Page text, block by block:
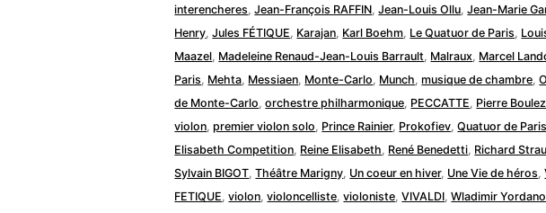
interencheres,Jean-François RAFFIN,Jean-Louis Ollu,Jean-Marie
Henry,Jules FÉTIQUE, Karajan, Karl Boehm, Le Quatuor de Paris,
Maazel, Madeleine Renaud-Jean-Louis Barrault, Malraux, Marcel
Paris, Mehta, Messiaen, Monte-Carlo, Munch,musique de chambre,
de Monte-Carlo,orchestre philharmonique, PECCATTE, Pierre Boulez
violon,premier violon solo, Prince Rainier, Prokofiev,Quatuor de Paris
Elisabeth Competition, Reine Elisabeth, René Benedetti, Richard
Sylvain BIGOT,Théâtre Marigny, Un coeur en hiver, Une Vie de héros,
FETIQUE,violon,violoncelliste,violoniste,VIVALDI,Wladimir